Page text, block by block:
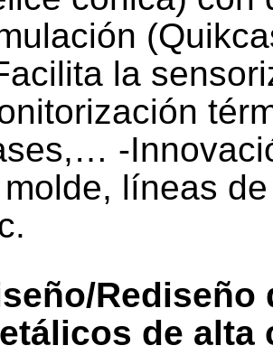
la
-
líneas
de alta